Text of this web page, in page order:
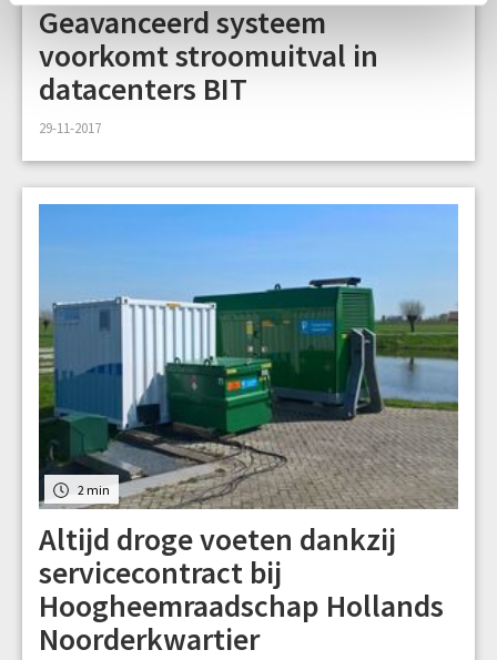
Geavanceerd systeem
voorkomt stroomuitval in
datacenters BIT
29-11-2017
2 min
Altijd droge voeten dankzij
servicecontract bij
Hoogheemraadschap Hollands
Noorderkwartier